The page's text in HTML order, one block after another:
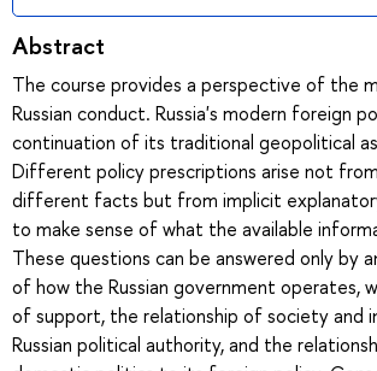
Abstract
The course provides a perspective of the
Russian conduct. Russia's modern foreign
continuation of its traditional geopolitical
Different policy prescriptions arise not
different facts but from implicit
to make sense of what the available
These questions can be answered only by
of how the Russian government operates,
of support, the relationship of society and
Russian political authority, and the